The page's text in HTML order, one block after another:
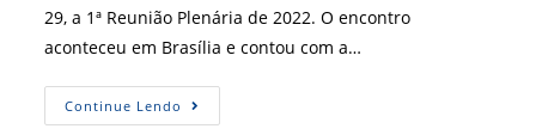
29, a 1ª Reunião Plenária de 2022. O encontro
aconteceu em Brasília e contou com a…
Continue Lendo Adm.
Mauro